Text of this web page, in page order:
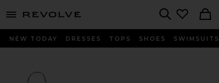
menu - shows more content
NEW TODAY DRESSES TOPS SHOES SWIMSUITS